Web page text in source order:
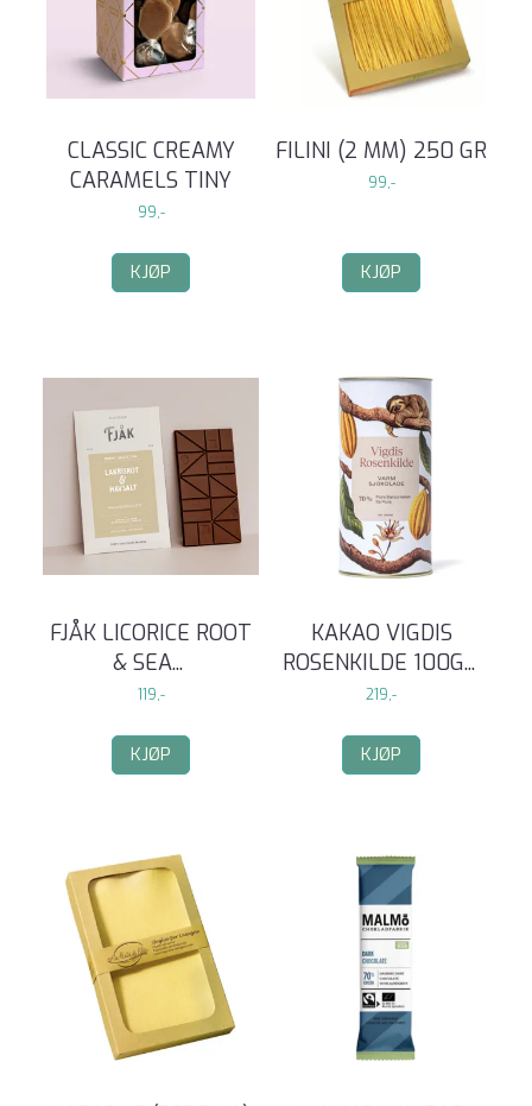
CLASSIC CREAMY
CARAMELS TINY
99,-
KJØP
FILINI (2 MM) 250 GR
99,-
KJØP
FJÅK LICORICE ROOT
& SEA...
119,-
KJØP
KAKAO VIGDIS
ROSENKILDE 100G...
219,-
KJØP